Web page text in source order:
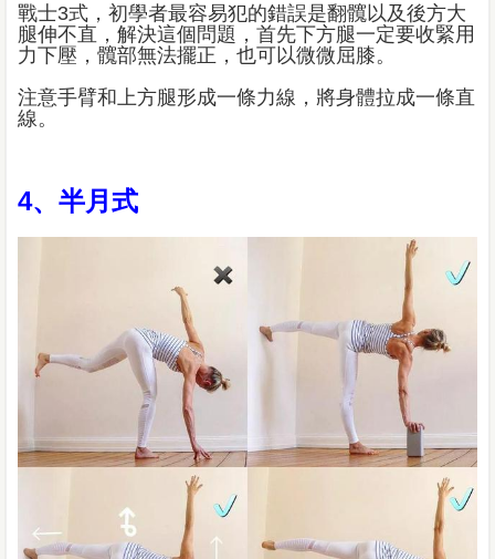
戰士3式，初學者最容易犯的錯誤是翻髖以及後方大
腿伸不直，解決這個問題，首先下方腿一定要收緊用
力下壓，髖部無法擺正，也可以微微屈膝。
注意手臂和上方腿形成一條力線，將身體拉成一條直
線。
4、半月式